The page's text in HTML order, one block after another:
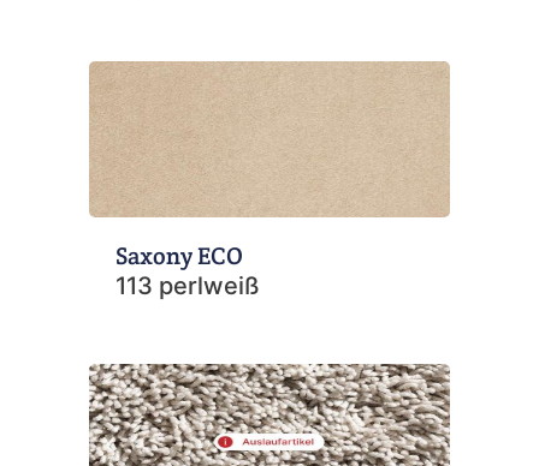
Saxony ECO
113 perlweiß